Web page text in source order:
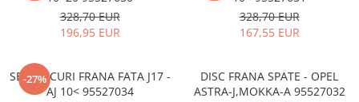
328,70 EUR
196,95 EUR
328,70 EUR
167,55 EUR
-27%
SET DISCURI FRANA FATA J17 -
AJ 10< 95527034
DISC FRANA SPATE - OPEL
ASTRA-J,MOKKA-A 95527032